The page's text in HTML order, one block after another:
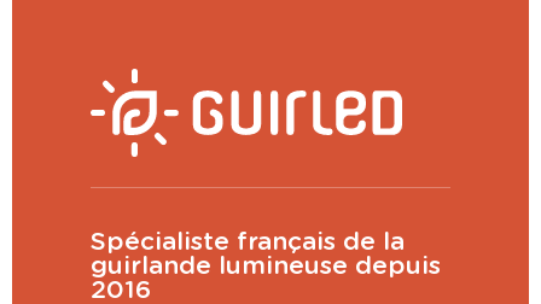
Spécialiste français de la
guirlande lumineuse depuis
2016